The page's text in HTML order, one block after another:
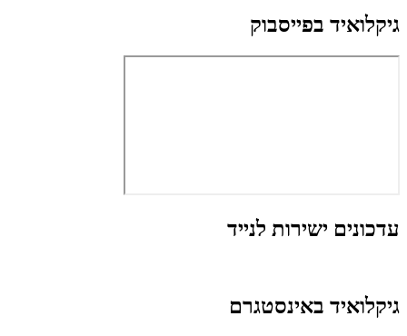
גיקלואיד בפייסבוק
עדכונים ישירות לנייד
גיקלואיד באינסטגרם